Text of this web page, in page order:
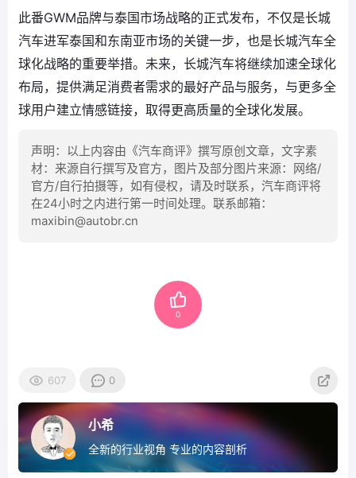
此番GWM品牌与泰国市场战略的正式发布，不仅是长城
汽车进军泰国和东南亚市场的关键一步，也是长城汽车全
球化战略的重要举措。未来，长城汽车将继续加速全球化
布局，提供满足消费者需求的最好产品与服务，与更多全
球用户建立情感链接，取得更高质量的全球化发展。
声明：以上内容由《汽车商评》撰写原创文章，文字素
材：来源自行撰写及官方，图片及部分图片来源：网络/
官方/自行拍摄等，如有侵权，请及时联系，汽车商评将
在24小时之内进行第一时间处理。联系邮箱：
maxibin@autobr.cn
0
607 0
小希
全新的行业视角 专业的内容剖析